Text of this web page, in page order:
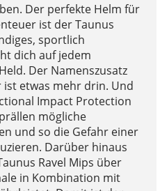
Der perfekte Helm für
ist der Taunus
sportlich
dich auf jedem
Der Namenszusatz
ist etwas mehr drin. Und
Impact Protection
mögliche
und so die Gefahr einer
Darüber hinaus
Ravel Mips über
in Kombination mit